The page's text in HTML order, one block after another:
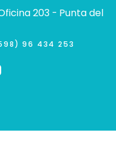
203 - Punta del
96 434 253